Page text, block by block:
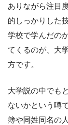
ありながら注目
的しっかりした
学校で学んだの
てくるのが、大
方です。
大学説の中でも
ないかという噂
簿や同姓同名の